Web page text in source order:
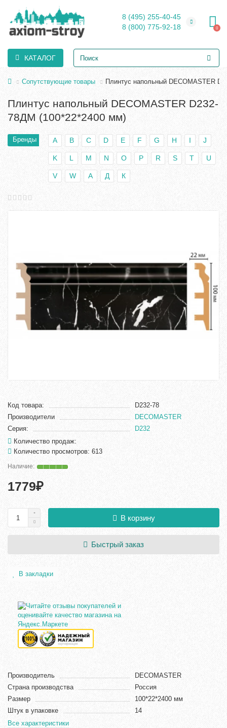
8 (495) 255-40-45
8 (800) 775-92-18
0
КАТАЛОГ
Сопутствующие товары Плинтус напольный DECOMASTER
Плинтус напольный DECOMASTER D232-
78ДМ (100*22*2400 мм)
Бренды A B C D E F G H I J
K L M N O P R S T U
V W А Д К
Код товара:
D232-78
Производители
DECOMASTER
Серия:
D232
Количество продаж:
Количество просмотров: 613
1779₽
В корзину
Быстрый заказ
В закладки
Производитель
DECOMASTER
Страна производства
Россия
Размер
100*22*2400 мм
Штук в упаковке
14
Все характеристики